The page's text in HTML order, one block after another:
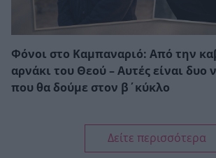
Φόνοι στο Καμπαναριό: Από την
αρνάκι του Θεού – Αυτές είναι δυο
που θα δούμε στον β΄κύκλο
Δείτε περισσότερα